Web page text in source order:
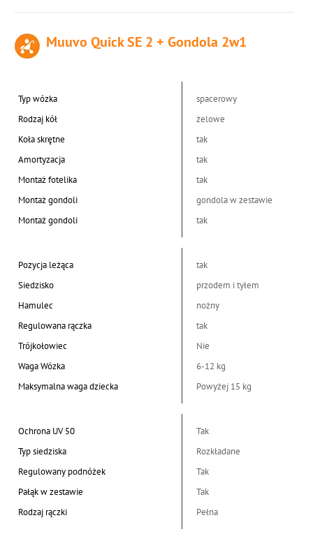
Muuvo Quick SE 2 + Gondola 2w1
Typ wózka
spacerowy
Rodzaj kół
żelowe
Koła skrętne
tak
Amortyzacja
tak
Montaż fotelika
tak
Montaż gondoli
gondola w zestawie
Montaż gondoli
tak
Pozycja leżąca
tak
Siedzisko
przodem i tyłem
Hamulec
nożny
Regulowana rączka
tak
Trójkołowiec
Nie
Waga Wózka
6-12 kg
Maksymalna waga dziecka
Powyżej 15 kg
Ochrona UV 50
Tak
Typ siedziska
Rozkładane
Regulowany podnóżek
Tak
Pałąk w zestawie
Tak
Rodzaj rączki
Pełna